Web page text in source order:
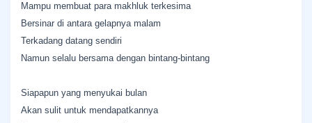
Mampu membuat para makhluk terkesima
Bersinar di antara gelapnya malam
Terkadang datang sendiri
Namun selalu bersama dengan bintang-bintang
Siapapun yang menyukai bulan
Akan sulit untuk mendapatkannya